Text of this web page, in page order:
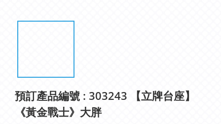
預訂產品編號 : 303243 【立牌台座】
《黃金戰士》大胖